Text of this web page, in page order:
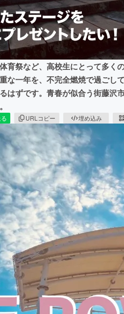
育祭など、高校生にとって多く
な一年を、不完全燃焼で過ごし
はずです。青春が似合う街藤沢
URLコピー 埋め込み